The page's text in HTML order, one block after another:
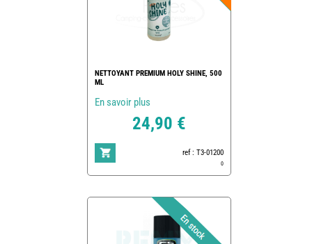
NETTOYANT PREMIUM HOLY SHINE, 500
ML
En savoir plus
24,90 €
ref : T3-01200
0